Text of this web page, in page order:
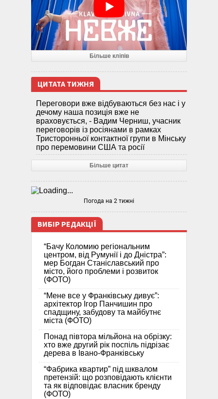
Більше кліпів
ЦИТАТА ТИЖНЯ
Переговори вже відбуваються без нас і у
дечому наша позиція вже не
враховується, - Вадим Черниш, учасник
переговорів із росіянами в рамках
Тристоронньої контактної групи в Мінську
про перемовини США та росії
Більше цитат
Погода на 2 тижні
ВИБІР РЕДАКЦІЇ
“Бачу Коломию регіональним
центром, від Румунії і до Дністра”:
мер Богдан Станіславський про
місто, його проблеми і розвиток
(ФОТО)
“Мене все у Франківську дивує”:
архітектор Ігор Панчишин про
спадщину, забудову та майбутнє
міста (ФОТО)
Понад півтора мільйона на обрізку:
хто вже другий рік поспіль підрізає
дерева в Івано-Франківську
“Фабрика квартир” під шквалом
претензій: що розповідають клієнти
та як відповідає власник бренду
(ФОТО)